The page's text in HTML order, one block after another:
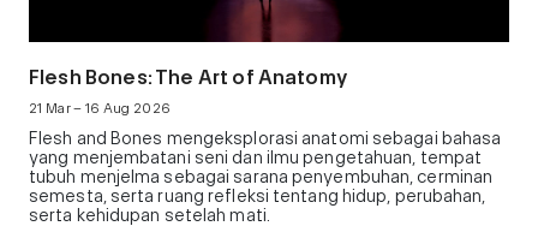
Flesh Bones: The Art of Anatomy
21 Mar – 16 Aug 2026
Flesh and Bones mengeksplorasi anatomi sebagai bahasa
yang menjembatani seni dan ilmu pengetahuan, tempat
tubuh menjelma sebagai sarana penyembuhan, cerminan
semesta, serta ruang refleksi tentang hidup, perubahan,
serta kehidupan setelah mati.